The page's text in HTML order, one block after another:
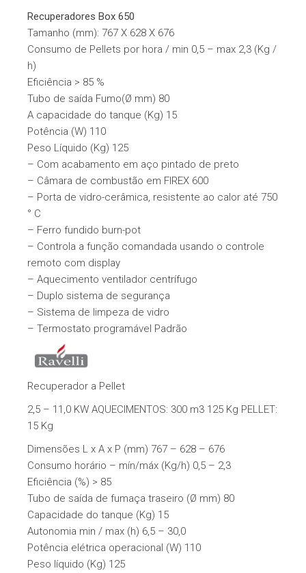
Recuperadores Box 650
Tamanho (mm): 767 X 628 X 676
Consumo de Pellets por hora / min 0,5 – max 2,3 (Kg /
h)
Eficiência > 85 %
Tubo de saída Fumo(Ø mm) 80
A capacidade do tanque (Kg) 15
Potência (W) 110
Peso Líquido (Kg) 125
– Com acabamento em aço pintado de preto
– Câmara de combustão em FIREX 600
– Porta de vidro-cerâmica, resistente ao calor até 750
° C
– Ferro fundido burn-pot
– Controla a função comandada usando o controle
remoto com display
– Aquecimento ventilador centrífugo
– Duplo sistema de segurança
– Sistema de limpeza de vidro
– Termostato programável Padrão
Recuperador a Pellet
2,5 – 11,0 KW AQUECIMENTOS: 300 m3 125 Kg PELLET:
15 Kg
Dimensões L x A x P (mm) 767 – 628 – 676
​​Consumo horário – mín/máx (Kg/h) 0,5 – 2,3
Eficiência (%) > 85
Tubo de saída de fumaça traseiro (Ø mm) 80
Capacidade do tanque (Kg) 15
Autonomia min / max (h) 6,5 – 30,0
Potência elétrica operacional (W) 110
Peso líquido (Kg) 125